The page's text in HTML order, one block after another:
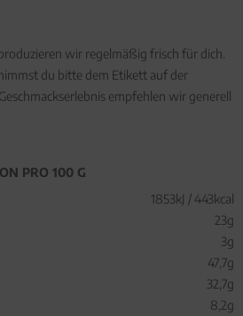
wir regelmäßig frisch für dich.
du bitte dem Etikett auf der
empfehlen wir generell
PRO 100 G
1853kJ / 443kcal
23g
3g
47,7g
32,7g
8,2g